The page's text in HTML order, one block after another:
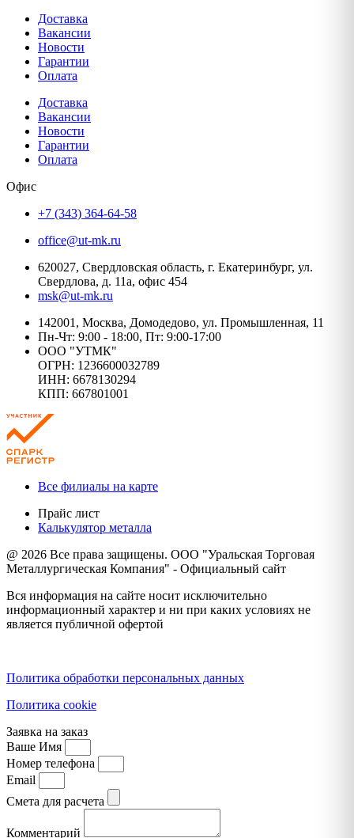
Доставка
Вакансии
Новости
Гарантии
Оплата
Доставка
Вакансии
Новости
Гарантии
Оплата
Офис
+7 (343) 364-64-58
office@ut-mk.ru
620027, Свердловская область, г. Екатеринбург, ул.
Свердлова, д. 11а, офис 454
msk@ut-mk.ru
142001, Москва, Домодедово, ул. Промышленная, 11
Пн-Чт: 9:00 - 18:00, Пт: 9:00-17:00
ООО "УТМК"
ОГРН: 1236600032789
ИНН: 6678130294
КПП: 667801001
Все филиалы на карте
Прайс лист
Калькулятор металла
@ 2026 Все права защищены. ООО "Уральская Торговая
Металлургическая Компания" - Официальный сайт
Вся информация на сайте носит исключительно
информационный характер и ни при каких условиях не
является публичной офертой
Политика обработки персональных данных
Политика cookie
Заявка на заказ
Ваше Имя
Номер телефона
Email
Смета для расчета
Комментарий